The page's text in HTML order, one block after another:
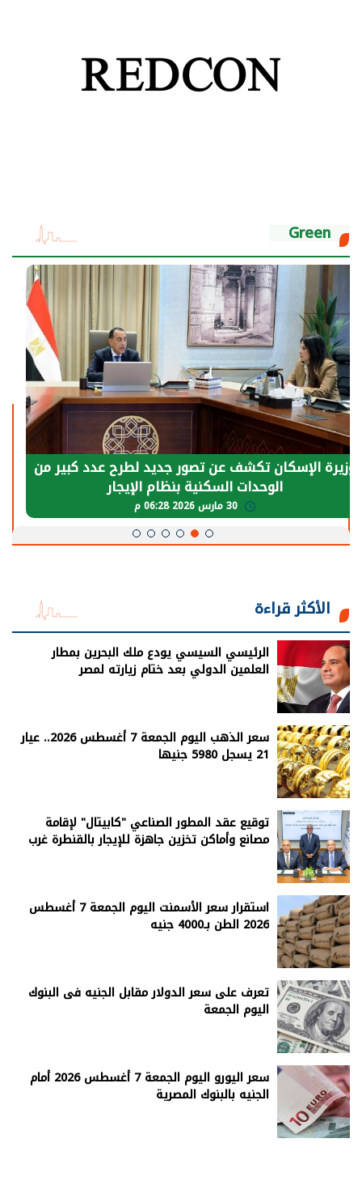
Green
الرئيس السيسي: توقف الأنشطة في قطاع الطاقة
يحتاج إلى سنوات لعودة معدلات الإنتاج الطبيعية
30 مارس 2026 05:08 م
الأكثر قراءة
الرئيسي السيسي يودع ملك البحرين بمطار
العلمين الدولي بعد ختام زيارته لمصر
سعر الذهب اليوم الجمعة 7 أغسطس 2026.. عيار
21 يسجل 5980 جنيها
توقيع عقد المطور الصناعي "كابيتال" لإقامة
مصانع وأماكن تخزين جاهزة للإيجار بالقنطرة غرب
استقرار سعر الأسمنت اليوم الجمعة 7 أغسطس
2026 الطن بـ4000 جنيه
تعرف على سعر الدولار مقابل الجنيه فى البنوك
اليوم الجمعة
سعر اليورو اليوم الجمعة 7 أغسطس 2026 أمام
الجنيه بالبنوك المصرية